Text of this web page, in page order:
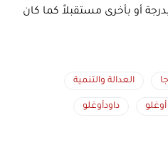
أو بأخرى مستقبلاً كما كان
العدالة والتنمية
أوغلو داودأوغلو